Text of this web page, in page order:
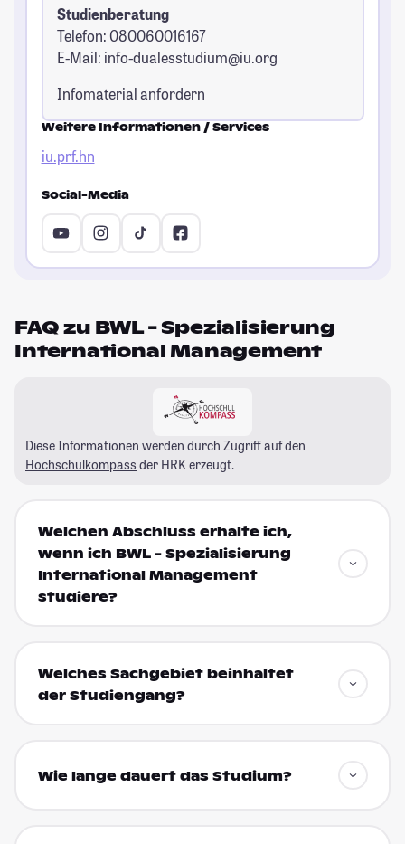
Studienberatung
Telefon: 080060016167
E-Mail: info-dualesstudium@iu.org
Infomaterial anfordern
Weitere Informationen / Services
iu.prf.hn
Social-Media
FAQ zu BWL - Spezialisierung
International Management
Diese Informationen werden durch Zugriff auf den
Hochschulkompass der HRK erzeugt.
Welchen Abschluss erhalte ich,
wenn ich BWL - Spezialisierung
International Management
studiere?
Welches Sachgebiet beinhaltet
der Studiengang?
Wie lange dauert das Studium?